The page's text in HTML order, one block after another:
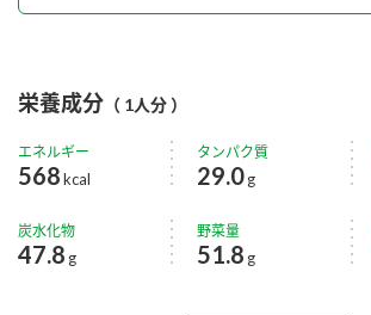
栄養成分 （ 1人分 ）
エネルギー
568kcal
タンパク質
29.0g
炭水化物
47.8 g
野菜量
51.8 g